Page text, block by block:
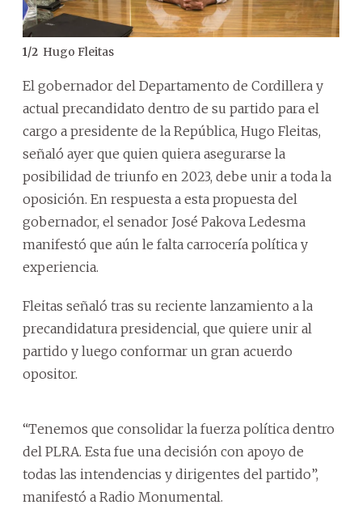
1/2 Hugo Fleitas
El gobernador del Departamento de Cordillera y
actual precandidato dentro de su partido para el
cargo a presidente de la República, Hugo Fleitas,
señaló ayer que quien quiera asegurarse la
posibilidad de triunfo en 2023, debe unir a toda la
oposición. En respuesta a esta propuesta del
gobernador, el senador José Pakova Ledesma
manifestó que aún le falta carrocería política y
experiencia.
Fleitas señaló tras su reciente lanzamiento a la
precandidatura presidencial, que quiere unir al
partido y luego conformar un gran acuerdo
opositor.
“Tenemos que consolidar la fuerza política dentro
del PLRA. Esta fue una decisión con apoyo de
todas las intendencias y dirigentes del partido”,
manifestó a Radio Monumental.